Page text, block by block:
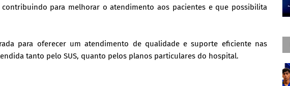
para melhorar o atendimento aos pacientes e que possibilita
para oferecer um atendimento de qualidade e suporte eficiente nas
tanto pelo SUS, quanto pelos planos particulares do hospital.